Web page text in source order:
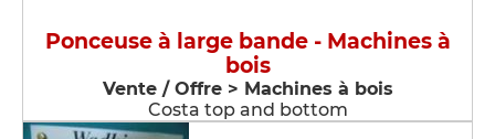
Ponceuse à large bande - Machines à
bois
Vente / Offre > Machines à bois
Costa top and bottom